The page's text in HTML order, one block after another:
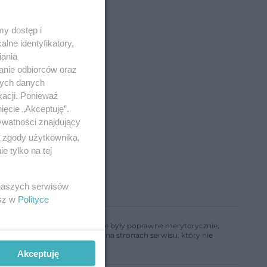
informacje w nim zawarte były poprawne merytorycznie,
informacji zamieszczonych na stronach serwisu, który nie
dostęp i
identyfikatory,
odbiorców oraz
danych
Ponieważ
„Akceptuję”.
znajdujący
użytkownika,
tylko na tej
serwisów
w Polityce
Akceptuję